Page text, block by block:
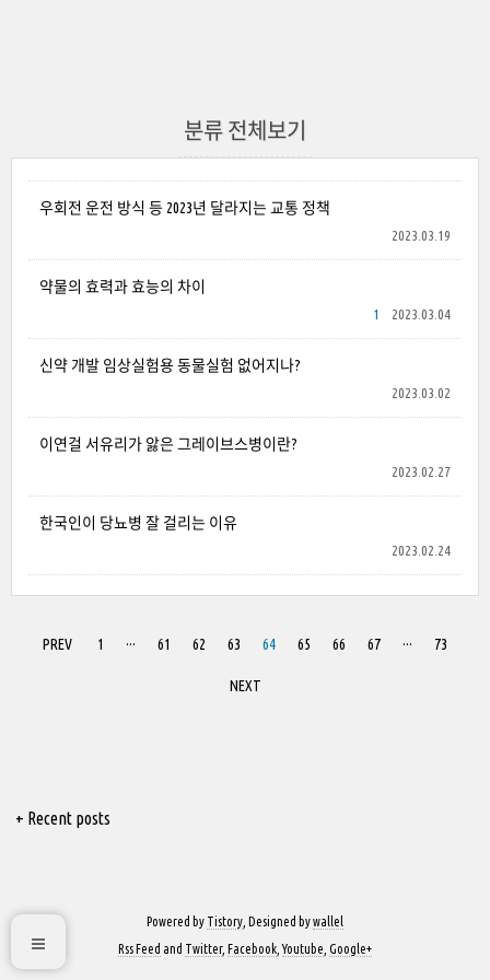
분류 전체보기
우회전 운전 방식 등 2023년 달라지는 교통 정책
2023.03.19
약물의 효력과 효능의 차이
2023.03.04
1
신약 개발 임상실험용 동물실험 없어지나?
2023.03.02
이연걸 서유리가 앓은 그레이브스병이란?
2023.02.27
한국인이 당뇨병 잘 걸리는 이유
2023.02.24
PREV 1 ··· 61 62 63 64 65 66 67 ··· 73
NEXT
+ Recent posts
Powered by Tistory , Designed bywallel
Rss Feed and Twitter, Facebook ,Youtube Google+